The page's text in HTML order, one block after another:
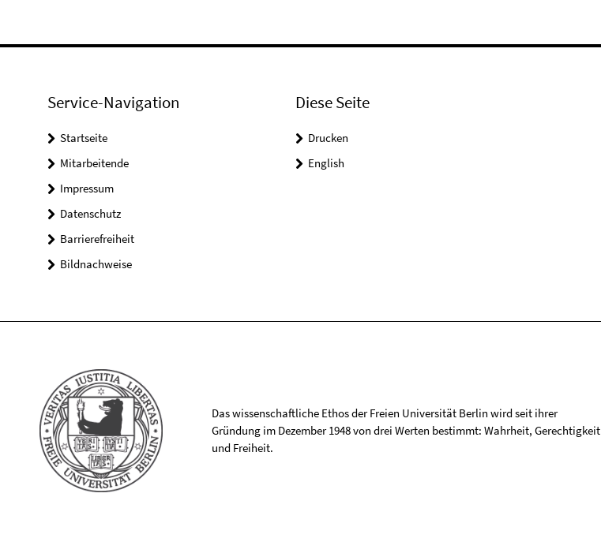
Service-Navigation
Startseite
Mitarbeitende
Impressum
Datenschutz
Barrierefreiheit
Bildnachweise
Diese Seite
Drucken
English
Das wissenschaftliche Ethos der Freien Universität Berlin wird seit ihrer
Gründung im Dezember 1948 von drei Werten bestimmt: Wahrheit, Gerechtigkeit
und Freiheit.